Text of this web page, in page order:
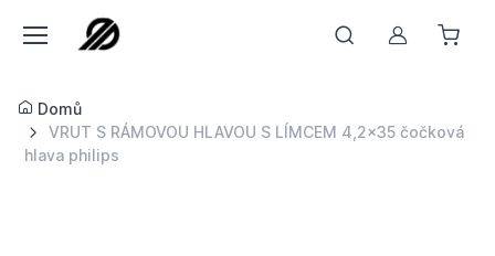
Můj účet
Domů
VRUT S RÁMOVOU HLAVOU S LÍMCEM 4,2x35 čočková
hlava philips